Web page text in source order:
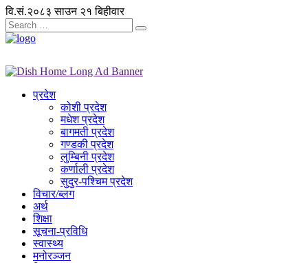
वि.सं.२०८३ साउन २१ बिहीवार
प्रदेश
कोशी प्रदेश
मधेश प्रदेश
बागमती प्रदेश
गण्डकी प्रदेश
लुम्बिनी प्रदेश
कर्णाली प्रदेश
सुदुर-पश्चिम प्रदेश
विचार/ब्लग
अर्थ
शिक्षा
सूचना-प्रविधि
स्वास्थ्य
मनोरञ्जन